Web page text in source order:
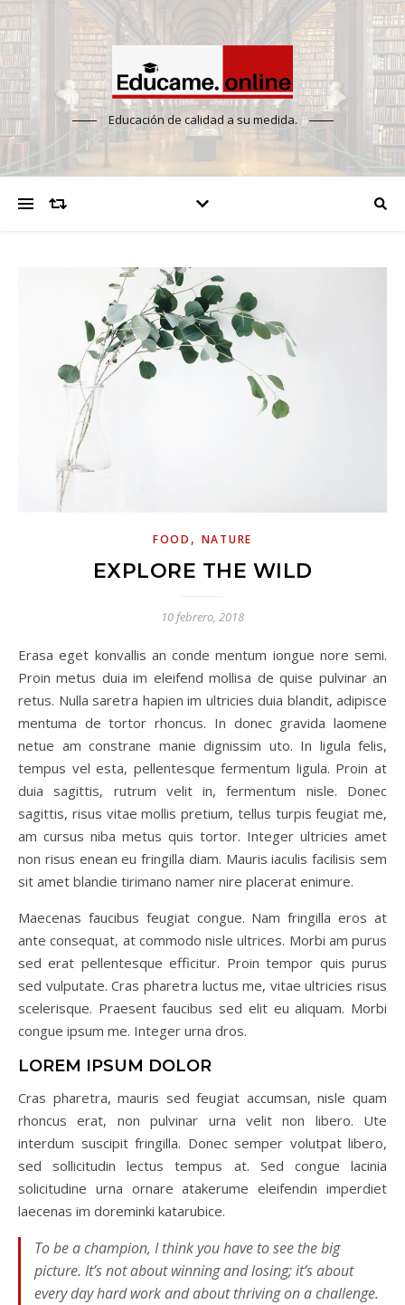
Educación de calidad a su medida.
FOOD , NATURE
EXPLORE THE WILD
10 febrero, 2018
Erasa eget konvallis an conde mentum iongue nore semi.
Proin metus duia im eleifend mollisa de quise pulvinar an
retus. Nulla saretra hapien im ultricies duia blandit, adipisce
mentuma de tortor rhoncus. In donec gravida laomene
netue am constrane manie dignissim uto. In ligula felis,
tempus vel esta, pellentesque fermentum ligula. Proin at
duia sagittis, rutrum velit in, fermentum nisle. Donec
sagittis, risus vitae mollis pretium, tellus turpis feugiat me,
am cursus niba metus quis tortor. Integer ultricies amet
non risus enean eu fringilla diam. Mauris iaculis facilisis sem
sit amet blandie tirimano namer nire placerat enimure.
Maecenas faucibus feugiat congue. Nam fringilla eros at
ante consequat, at commodo nisle ultrices. Morbi am purus
sed erat pellentesque efficitur. Proin tempor quis purus
sed vulputate. Cras pharetra luctus me, vitae ultricies risus
scelerisque. Praesent faucibus sed elit eu aliquam. Morbi
congue ipsum me. Integer urna dros.
LOREM IPSUM DOLOR
Cras pharetra, mauris sed feugiat accumsan, nisle quam
rhoncus erat, non pulvinar urna velit non libero. Ute
interdum suscipit fringilla. Donec semper volutpat libero,
sed sollicitudin lectus tempus at. Sed congue lacinia
solicitudine urna ornare atakerume eleifendin imperdiet
laecenas im doreminki katarubice.
To be a champion, I think you have to see the big
picture. It’s not about winning and losing; it’s about
every day hard work and about thriving on a challenge.